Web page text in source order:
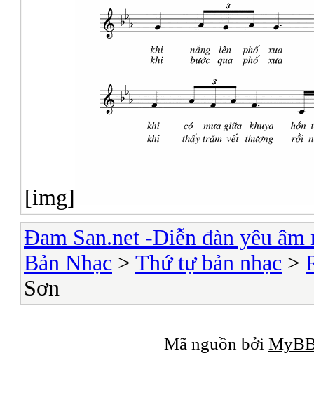
[img]
Đam San.net -Diễn đàn yêu âm
Bản Nhạc > Thứ tự bản nhạc >
Sơn
Mã nguồn bởi